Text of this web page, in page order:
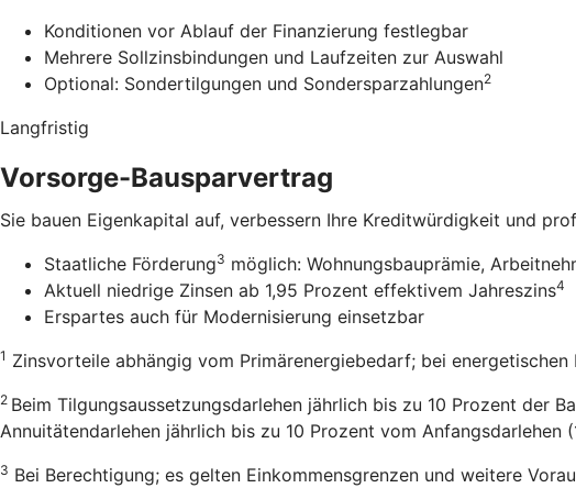
Konditionen vor Ablauf der Finanzierung festlegbar
Mehrere Sollzinsbindungen und Laufzeiten zur Auswahl
Optional: Sondertilgungen und Sondersparzahlungen2
Langfristig
Vorsorge-Bausparvertrag
Sie bauen Eigenkapital auf, verbessern Ihre Kreditwürdigkeit und
Staatliche Förderung3 möglich: Wohnungsbauprämie,
Aktuell niedrige Zinsen ab 1,95 Prozent effektivem Jahreszins4
Erspartes auch für Modernisierung einsetzbar
1 Zinsvorteile abhängig vom Primärenergiebedarf; bei
2 Beim Tilgungsaussetzungsdarlehen jährlich bis zu 10 Prozent der
Annuitätendarlehen jährlich bis zu 10 Prozent vom Anfangsdarlehen
3 Bei Berechtigung; es gelten Einkommensgrenzen und weitere